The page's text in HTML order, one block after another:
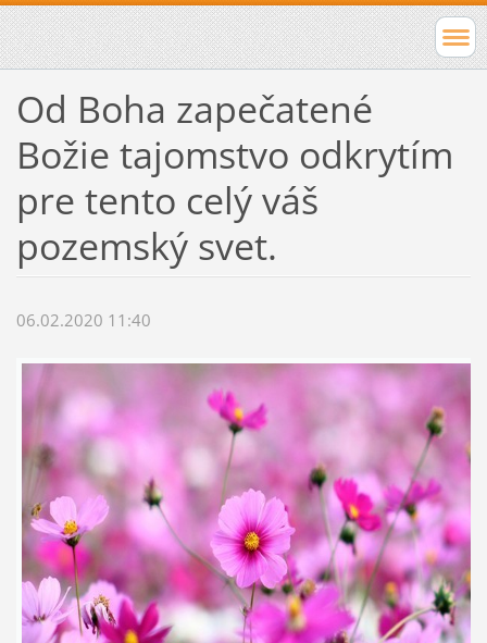
Od Boha zapečatené
Božie tajomstvo odkrytím
pre tento celý váš
pozemský svet.
06.02.2020 11:40